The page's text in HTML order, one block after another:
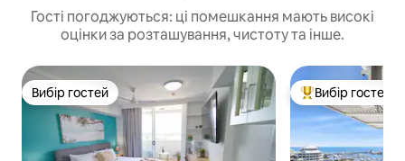
Гості погоджуються: ці помешкання мають високі
оцінки за розташування, чистоту та інше.
Вибір гостей
Вибір гостей Топ вибір гостей
Вибір гостей